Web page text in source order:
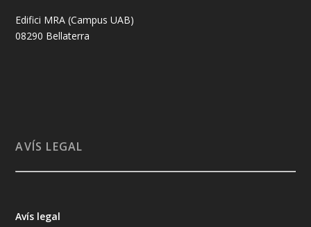
Edifici MRA (Campus UAB)
08290 Bellaterra
AVÍS LEGAL
Avís legal